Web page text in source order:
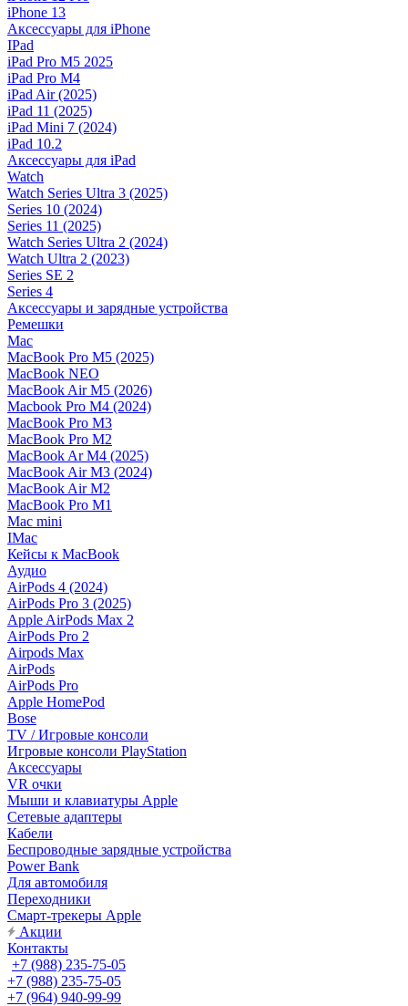
iPhone 13
Аксессуары для iPhone
IPad
iPad Pro M5 2025
iPad Pro M4
iPad Air (2025)
iPad 11 (2025)
iPad Mini 7 (2024)
iPad 10.2
Аксессуары для iPad
Watch
Watch Series Ultra 3 (2025)
Series 10 (2024)
Series 11 (2025)
Watch Series Ultra 2 (2024)
Watch Ultra 2 (2023)
Series SE 2
Series 4
Аксессуары и зарядные устройства
Ремешки
Mac
MacBook Pro M5 (2025)
MacBook NEO
MacBook Air M5 (2026)
Macbook Pro M4 (2024)
MacBook Pro M3
MacBook Pro M2
MacBook Ar M4 (2025)
MacBook Air M3 (2024)
MacBook Air M2
MacBook Pro M1
Mac mini
IMac
Кейсы к MacBook
Аудио
AirPods 4 (2024)
AirPods Pro 3 (2025)
Apple AirPods Max 2
AirPods Pro 2
Airpods Max
AirPods
AirPods Pro
Apple HomePod
Bose
TV / Игровые консоли
Игровые консоли PlayStation
Аксессуары
VR очки
Мыши и клавиатуры Apple
Сетевые адаптеры
Кабели
Беспроводные зарядные устройства
Power Bank
Для автомобиля
Переходники
Смарт-трекеры Apple
Акции
Контакты
+7 (988) 235-75-05
+7 (988) 235-75-05
+7 (964) 940-99-99